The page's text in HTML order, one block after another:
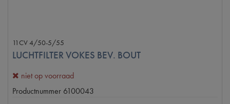
11CV 4/50-5/55
LUCHTFILTER VOKES BEV. BOUT
niet op voorraad
Productnummer 6100043